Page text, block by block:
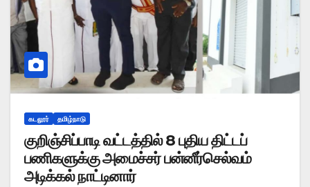
கடலூர் தமிழ்நாடு
குறிஞ்சிப்பாடி வட்டத்தில் 8 புதிய திட்டப்
பணிகளுக்கு அமைச்சர் பன்னீர்செல்வம்
அடிக்கல் நாட்டினார்